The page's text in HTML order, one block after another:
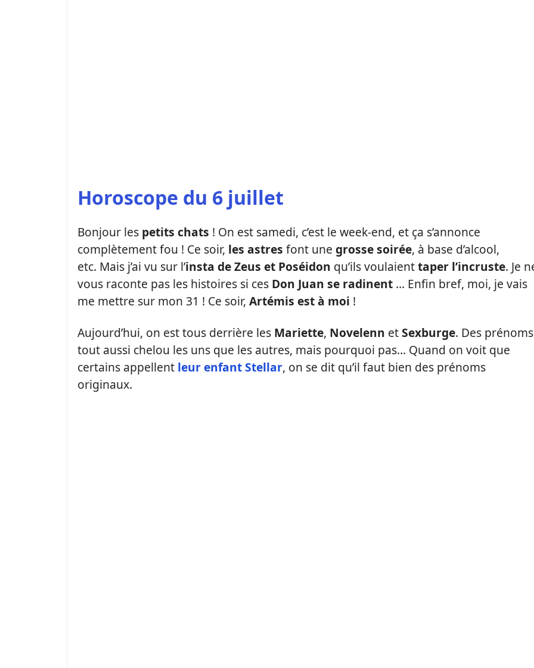
Horoscope du 6 juillet
Bonjour les petits chats ! On est samedi, c’est le week-end, et ça s’annonce
complètement fou ! Ce soir, les astres font une grosse soirée, à base d’alcool,
etc. Mais j’ai vu sur l’insta de Zeus et Poséidon qu’ils voulaienttaper l’incruste. Je
vous raconte pas les histoires si ces Don Juan se radinent … Enfin bref, moi, je vais
me mettre sur mon 31 ! Ce soir, Artémis est à moi !
Aujourd’hui, on est tous derrière les Mariette, Novelenn etSexburge. Des prénoms
tout aussi chelou les uns que les autres, mais pourquoi pas… Quand on voit que
certains appellent leur enfantStellar, on se dit qu’il faut bien des prénoms
originaux.